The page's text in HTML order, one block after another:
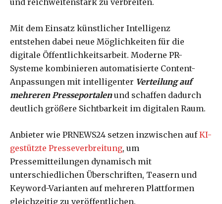
Mit dem Einsatz künstlicher Intelligenz
entstehen dabei neue Möglichkeiten für die
digitale Öffentlichkeitsarbeit. Moderne PR-
Systeme kombinieren automatisierte Content-
Anpassungen mit intelligenter Verteilung auf
mehreren Presseportalenund schaffen dadurch
deutlich größere Sichtbarkeit im digitalen Raum.
Anbieter wie PRNEWS24 setzen inzwischen aufKI-
gestützte Presseverbreitung, um
Pressemitteilungen dynamisch mit
unterschiedlichen Überschriften, Teasern und
Keyword-Varianten auf mehreren Plattformen
gleichzeitig zu veröffentlichen.